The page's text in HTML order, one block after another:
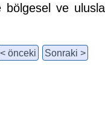
ve
< önceki Sonraki >